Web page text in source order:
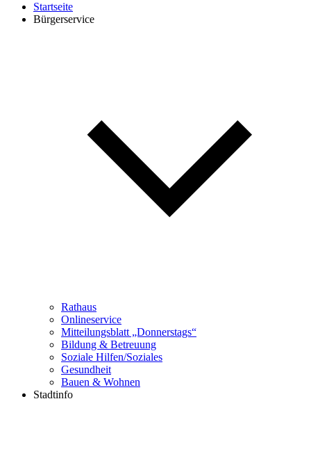
Startseite
Bürgerservice
Rathaus
Onlineservice
Mitteilungsblatt „Donnerstags“
Bildung & Betreuung
Soziale Hilfen/Soziales
Gesundheit
Bauen & Wohnen
Stadtinfo